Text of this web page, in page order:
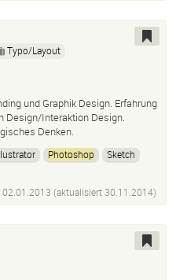
Typo/Layout
und Graphik Design. Erfahrung
Design/Interaktion Design.
Denken.
Photoshop
Sketch
02.01.2013 (aktualisiert 30.11.2014)